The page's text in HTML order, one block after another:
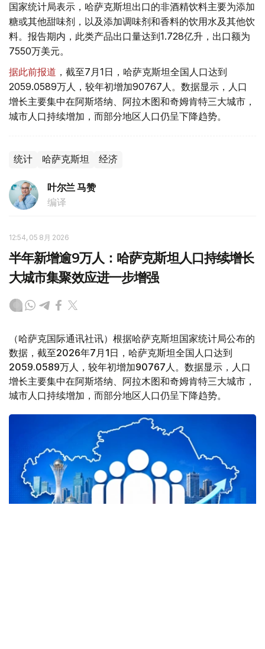
国家统计局表示，哈萨克斯坦出口的非酒精饮料主要为添加
糖或其他甜味剂，以及添加调味剂和香料的饮用水及其他饮
料。报告期内，此类产品出口量达到1.728亿升，出口额为
7550万美元。
据此前报道 ，截至7月1日，哈萨克斯坦全国人口达到
2059.0589万人，较年初增加90767人。数据显示，人口
增长主要集中在阿斯塔纳、阿拉木图和奇姆肯特三大城市，
城市人口持续增加，而部分地区人口仍呈下降趋势。
统计 哈萨克斯坦 经济
叶尔兰 马赞
编译
12:54, 05 8月 2026
半年新增逾9万人：哈萨克斯坦人口持续增长
大城市集聚效应进一步增强
（哈萨克国际通讯社讯）根据哈萨克斯坦国家统计局公布的
数据，截至2026年7月1日，哈萨克斯坦全国人口达到
2059.0589万人，较年初增加90767人。数据显示，人口
增长主要集中在阿斯塔纳、阿拉木图和奇姆肯特三大城市，
城市人口持续增加，而部分地区人口仍呈下降趋势。